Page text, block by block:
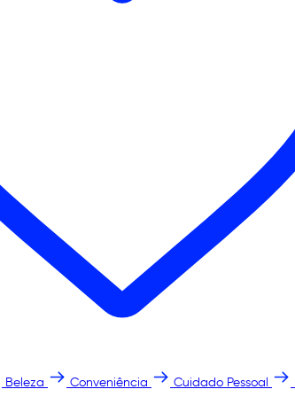
Beleza Conveniência Cuidado Pessoal